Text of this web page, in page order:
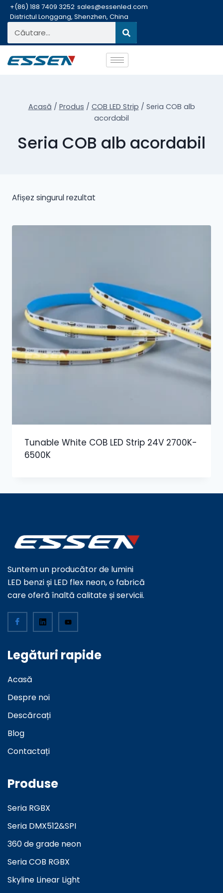
+(86) 188 7409 3252 sales@essenled.com
Districtul Longgang, Shenzhen, China
Acasă / Produs / COB LED Strip / Seria COB alb
acordabil
Seria COB alb acordabil
Afișez singurul rezultat
Tunable White COB LED Strip 24V 2700K-
6500K
Suntem un producător de lumini
LED benzi și LED flex neon, o fabrică
care oferă înaltă calitate și servicii.
Legături rapide
Acasă
Despre noi
Descărcați
Blog
Contactați
Produse
Seria RGBX
Seria DMX512&SPI
360 de grade neon
Seria COB RGBX
Skyline Linear Light